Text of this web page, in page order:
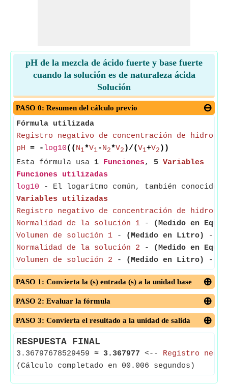
pH de la mezcla de ácido fuerte y base fuerte
cuando la solución es de naturaleza ácida
Solución
PASO 0: Resumen del cálculo previo
Fórmula utilizada
Registro negativo de concentración de hidronio
pH = - log10(( N1*V1-N2*V2 )/(V1+V2 ))
Esta fórmula usa 1 Funciones, 5 Variables
Funciones utilizadas
log10 - El logaritmo común, también conocido
Variables utilizadas
Registro negativo de concentración de hidronio
Normalidad de la solución 1 -
(Medido en
Volumen de solución 1 - (Medido en Litro)
- El
Normalidad de la solución 2 -
(Medido en
Volumen de solución 2 - (Medido en Litro) - El
PASO 1: Convierta la (s) entrada (s) a la unidad base
PASO 2: Evaluar la fórmula
PASO 3: Convierta el resultado a la unidad de salida
RESPUESTA FINAL
3.36797678529459 ≈ 3.367977 <-- Registro
(Cálculo completado en 00.006 segundos)